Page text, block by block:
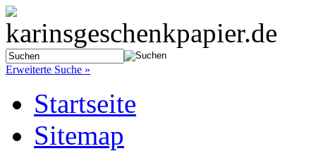
Erweiterte Suche »
Startseite
Sitemap